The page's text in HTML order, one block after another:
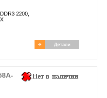
2200,